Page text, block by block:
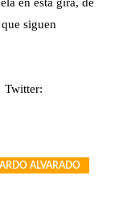
siguen
Twitter:
ALVARADO